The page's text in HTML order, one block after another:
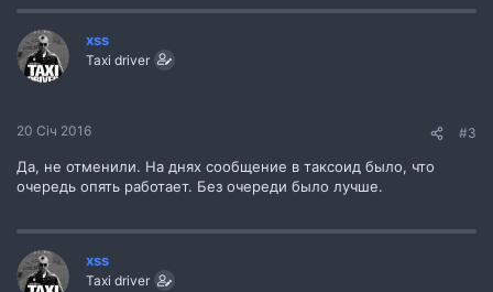
xss
Taxi driver
20 Січ 2016 #3
Да, не отменили. На днях сообщение в таксоид было, что
очередь опять работает. Без очереди было лучше.
xss
Taxi driver